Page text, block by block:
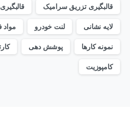
قالبگیری تزریق سرامیک
لایه نشانی لنت خودرو مواد
نمونه کارها پوشش دهی
کامپوزیت